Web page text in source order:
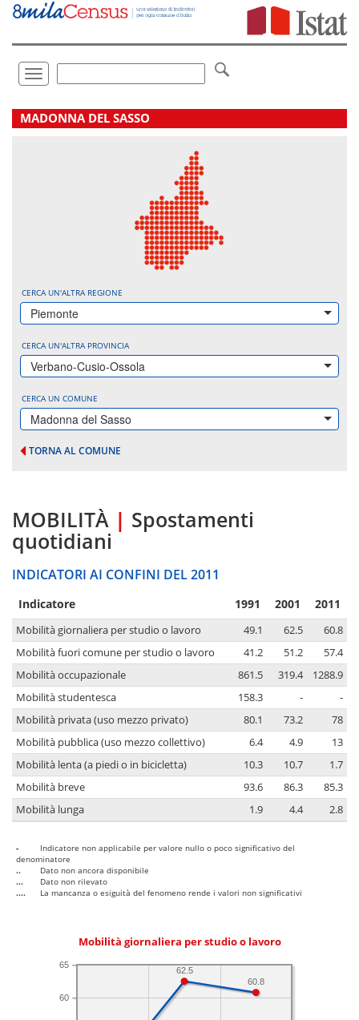
Vai
direttamente
Toggle
navigation
.
MADONNA DEL SASSO
CERCA UN'ALTRA REGIONE
Piemonte
CERCA UN'ALTRA PROVINCIA
Verbano-Cusio-Ossola
CERCA UN COMUNE
Madonna del Sasso
TORNA AL COMUNE
MOBILITÀ | Spostamenti
quotidiani
INDICATORI AI CONFINI DEL 2011
Indicatore 1991 2001 2011
Mobilità giornaliera per studio o lavoro 49.1 62.5
60.8
Mobilità fuori comune per studio o lavoro
41.2 51.2
57.4
Mobilità occupazionale
861.5 319.4
1288.9
Mobilità studentesca
158.3 -
-
Mobilità privata (uso mezzo privato)
80.1 73.2
78
Mobilità pubblica (uso mezzo collettivo)
6.4 4.9
13
Mobilità lenta (a piedi o in bicicletta)
10.3 10.7
1.7
Mobilità breve
93.6 86.3
85.3
Mobilità lunga
1.9 4.4 2.8
-
Indicatore non applicabile per valore nullo o poco significativo del
denominatore
..
Dato non ancora disponibile
...
Dato non rilevato
....
La mancanza o esiguità del fenomeno rende i valori non significativi
Mobilità giornaliera per studio o lavoro
60
65
60.8
62.5